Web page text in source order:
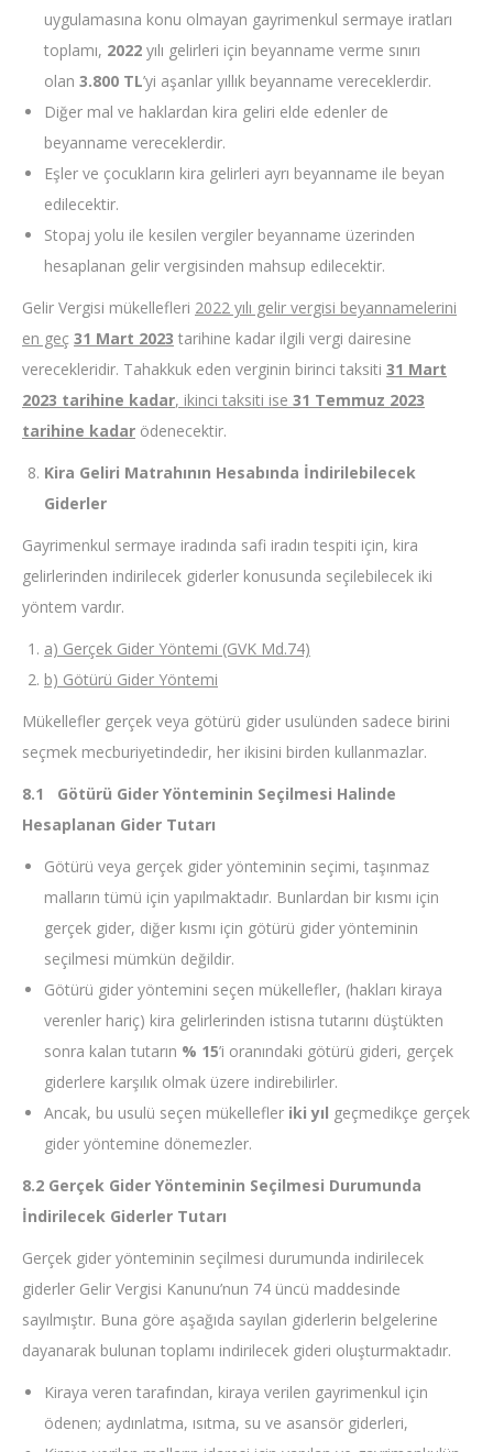
uygulamasına konu olmayan gayrimenkul sermaye iratları
toplamı, 2022 yılı gelirleri için beyanname verme sınırı
olan 3.800 TL’yi aşanlar yıllık beyanname vereceklerdir.
Diğer mal ve haklardan kira geliri elde edenler de
beyanname vereceklerdir.
Eşler ve çocukların kira gelirleri ayrı beyanname ile beyan
edilecektir.
Stopaj yolu ile kesilen vergiler beyanname üzerinden
hesaplanan gelir vergisinden mahsup edilecektir.
Gelir Vergisi mükellefleri 2022 yılı gelir vergisi beyannamelerini
en geç 31 Mart 2023 tarihine kadar ilgili vergi dairesine
verecekleridir. Tahakkuk eden verginin birinci taksiti 31 Mart
2023 tarihine kadar, ikinci taksiti ise 31 Temmuz 2023
tarihine kadar ödenecektir.
Kira Geliri Matrahının Hesabında İndirilebilecek
Giderler
Gayrimenkul sermaye iradında safi iradın tespiti için, kira
gelirlerinden indirilecek giderler konusunda seçilebilecek iki
yöntem vardır.
a) Gerçek Gider Yöntemi (GVK Md.74)
b) Götürü Gider Yöntemi
Mükellefler gerçek veya götürü gider usulünden sadece birini
seçmek mecburiyetindedir, her ikisini birden kullanmazlar.
8.1 Götürü Gider Yönteminin Seçilmesi Halinde
Hesaplanan Gider Tutarı
Götürü veya gerçek gider yönteminin seçimi, taşınmaz
malların tümü için yapılmaktadır. Bunlardan bir kısmı için
gerçek gider, diğer kısmı için götürü gider yönteminin
seçilmesi mümkün değildir.
Götürü gider yöntemini seçen mükellefler, (hakları kiraya
verenler hariç) kira gelirlerinden istisna tutarını düştükten
sonra kalan tutarın % 15’i oranındaki götürü gideri, gerçek
giderlere karşılık olmak üzere indirebilirler.
Ancak, bu usulü seçen mükellefler iki yıl geçmedikçe gerçek
gider yöntemine dönemezler.
8.2 Gerçek Gider Yönteminin Seçilmesi Durumunda
İndirilecek Giderler Tutarı
Gerçek gider yönteminin seçilmesi durumunda indirilecek
giderler Gelir Vergisi Kanunu’nun 74 üncü maddesinde
sayılmıştır. Buna göre aşağıda sayılan giderlerin belgelerine
dayanarak bulunan toplamı indirilecek gideri oluşturmaktadır.
Kiraya veren tarafından, kiraya verilen gayrimenkul için
ödenen; aydınlatma, ısıtma, su ve asansör giderleri,